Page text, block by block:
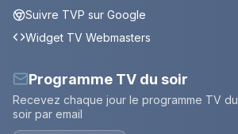
Suivre TVP sur Google
Widget TV Webmasters
Programme TV du soir
Recevez chaque jour le programme TV du
soir par email